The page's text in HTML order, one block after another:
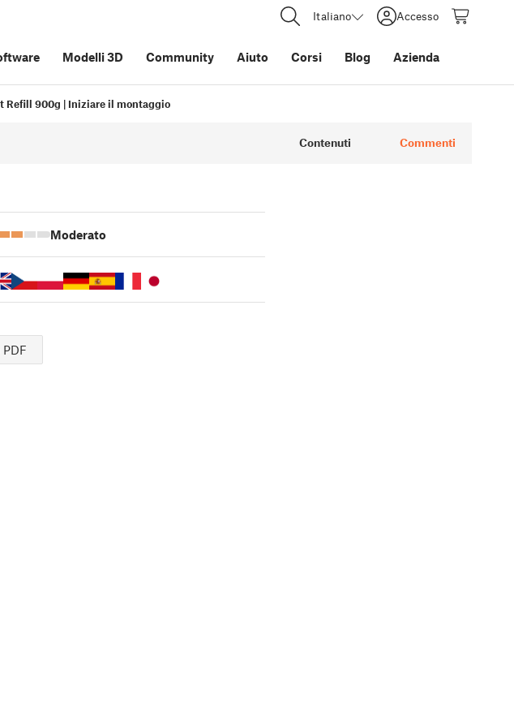
Italiano Accesso
Modelli 3D Community Aiuto Corsi Blog Azienda
Refill 900g | Iniziare il montaggio
Contenuti Commenti
Moderato